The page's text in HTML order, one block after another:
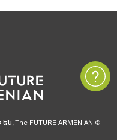
FUTURE ARMENIAN ©